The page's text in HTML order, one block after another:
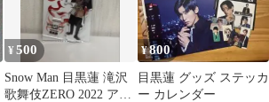
¥500
Snow Man 目黒蓮 滝沢
歌舞伎ZERO 2022 アク
¥800
目黒蓮 グッズ ステッカ
ー カレンダー